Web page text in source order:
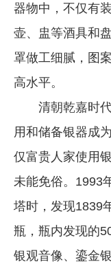
器物中，不仅有
壶、盅等酒具和
罩做工细腻，图
高水平。
清朝乾嘉时代
用和储备银器成
仅富贵人家使用
未能免俗。1993
塔时，发现1839
瓶，瓶内发现的
银观音像、鎏金